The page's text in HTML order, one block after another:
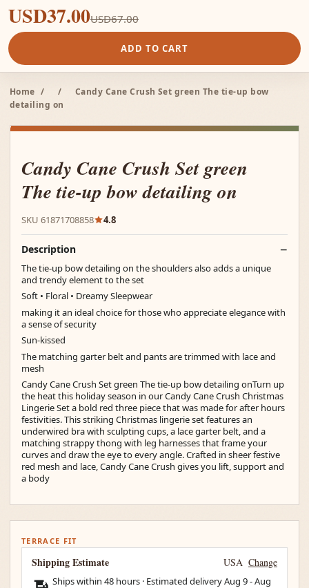
USD37.00USD67.00
ADD TO CART
Home / /
Candy Cane Crush Set green The tie-up bow
detailing on
Candy Cane Crush Set green
The tie-up bow detailing on
SKU 61871708858 4.8
Description
The tie-up bow detailing on the shoulders also adds a unique
and trendy element to the set
Soft • Floral • Dreamy Sleepwear
making it an ideal choice for those who appreciate elegance with
a sense of security
Sun-kissed
The matching garter belt and pants are trimmed with lace and
mesh
Candy Cane Crush Set green The tie-up bow detailing onTurn up
the heat this holiday season in our Candy Cane Crush Christmas
Lingerie Set a bold red three piece that was made for after hours
festivities. This striking Christmas lingerie set features an
underwired bra with sculpting cups, a lace garter belt, and a
matching strappy thong with leg harnesses that frame your
curves and draw the eye to every angle. Crafted in sheer festive
red mesh and lace, Candy Cane Crush gives you lift, support and
a body
TERRACE FIT
Shipping Estimate USA Change
Ships within 48 hours · Estimated deliveryAug 9-Aug